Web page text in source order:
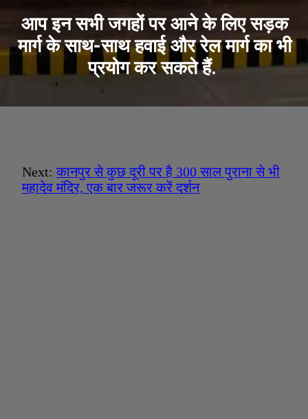
आप इन सभी जगहों पर आने के लिए सड़क
मार्ग के साथ-साथ हवाई और रेल मार्ग का भी
प्रयोग कर सकते हैं.
Next:कानपुर से कुछ दूरी पर है 300 साल पुराना से भी
महादेव मंदिर, एक बार जरूर करें दर्शन